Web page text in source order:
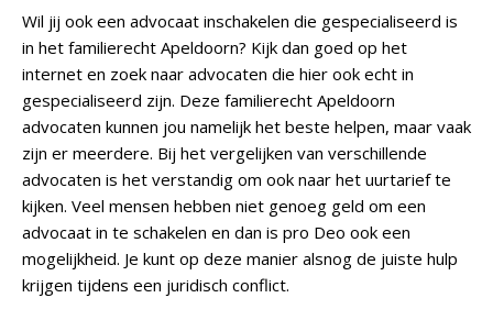
Wil jij ook een advocaat inschakelen die gespecialiseerd is
in het familierecht Apeldoorn? Kijk dan goed op het
internet en zoek naar advocaten die hier ook echt in
gespecialiseerd zijn. Deze familierecht Apeldoorn
advocaten kunnen jou namelijk het beste helpen, maar vaak
zijn er meerdere. Bij het vergelijken van verschillende
advocaten is het verstandig om ook naar het uurtarief te
kijken. Veel mensen hebben niet genoeg geld om een
advocaat in te schakelen en dan is pro Deo ook een
mogelijkheid. Je kunt op deze manier alsnog de juiste hulp
krijgen tijdens een juridisch conflict.